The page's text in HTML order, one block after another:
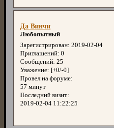
Да Винчи
Любопытный
Зарегистрирован: 2019-02-04
Приглашений: 0
Сообщений: 25
Уважение: [+0/-0]
Провел на форуме:
57 минут
Последний визит:
2019-02-04 11:22:25